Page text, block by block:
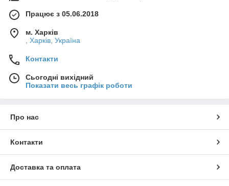
Працює з 05.06.2018
м. Харків
, Харків, Україна
Контакти
Сьогодні вихідний
Показати весь графік роботи
Про нас
Контакти
Доставка та оплата